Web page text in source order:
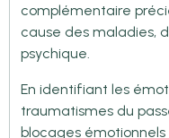
complémentaire
cause des maladies,
psychique.
En identifiant les
traumatismes du
blocages